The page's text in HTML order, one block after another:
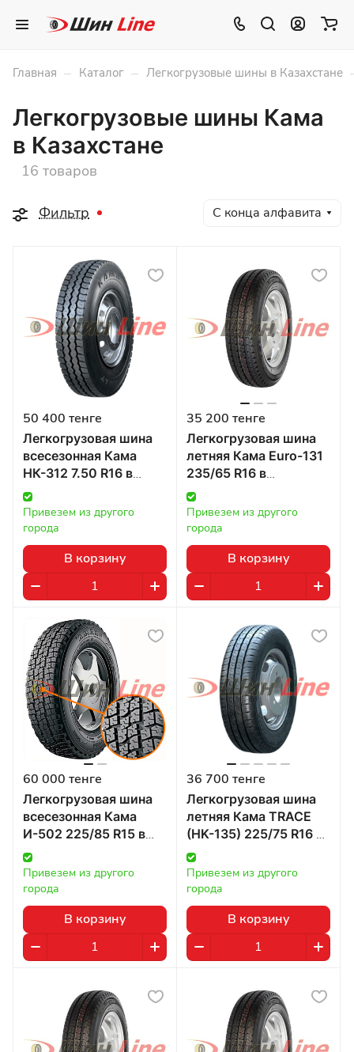
Главная – Каталог – Легкогрузовые шины в Казахстане
Легкогрузовые шины Кама
в Казахстане
16 товаров
Фильтр С конца алфавита
50 400 тенге
Легкогрузовая шина
всесезонная Кама
НК-312 7.50 R16 в
Казахстане
Привезем из другого
города
В корзину
35 200 тенге
Легкогрузовая шина
летняя Кама Euro-131
235/65 R16 в
Казахстане
Привезем из другого
города
В корзину
60 000 тенге
Легкогрузовая шина
всесезонная Кама
И-502 225/85 R15 в
Казахстане
Привезем из другого
города
В корзину
36 700 тенге
Легкогрузовая шина
летняя Кама TRACE
(HK-135) 225/75 R16 в
Казахстане
Привезем из другого
города
В корзину